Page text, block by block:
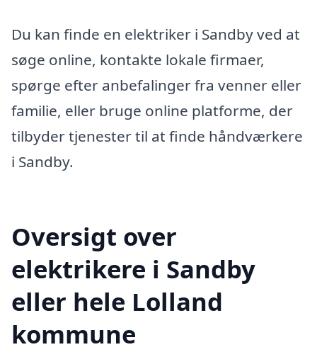
Du kan finde en elektriker i Sandby ved at
søge online, kontakte lokale firmaer,
spørge efter anbefalinger fra venner eller
familie, eller bruge online platforme, der
tilbyder tjenester til at finde håndværkere
i Sandby.
Oversigt over
elektrikere i Sandby
eller hele Lolland
kommune